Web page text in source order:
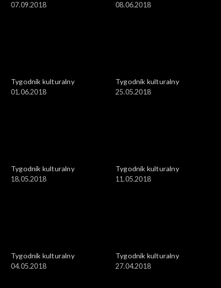
07.09.2018
08.06.2018
Tygodnik kulturalny
01.06.2018
Tygodnik kulturalny
25.05.2018
Tygodnik kulturalny
18.05.2018
Tygodnik kulturalny
11.05.2018
Tygodnik kulturalny
04.05.2018
Tygodnik kulturalny
27.04.2018